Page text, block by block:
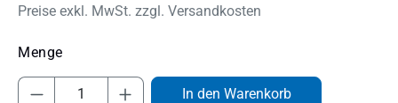
Preise exkl. MwSt. zzgl. Versandkosten
Produkt Anzahl: Gib den gewünschten
In den Warenkorb